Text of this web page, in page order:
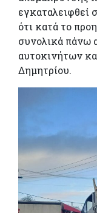
εγκαταλειφθεί
ότι κατά το
συνολικά πάνω
αυτοκινήτων
Δημητρίου.